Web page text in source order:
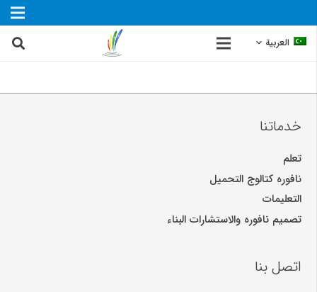
العربية
خدماتنا
تعلم
نافوره کتالوج التحمیل
التعلیمات
تصمیم نافوره والاستشارات البناء
اتصل بنا